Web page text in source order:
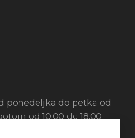
ponedeljka do petka od
od 10:00 do 18:00